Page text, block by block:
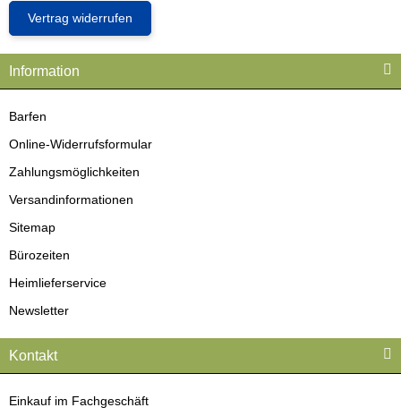
Vertrag widerrufen
Information
Barfen
Online-Widerrufsformular
Zahlungsmöglichkeiten
Versandinformationen
Sitemap
Bürozeiten
Heimlieferservice
Newsletter
Kontakt
Einkauf im Fachgeschäft